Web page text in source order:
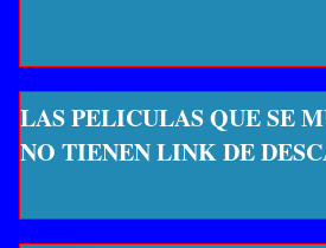
LAS PELICULAS QUE SE
NO TIENEN LINK DE